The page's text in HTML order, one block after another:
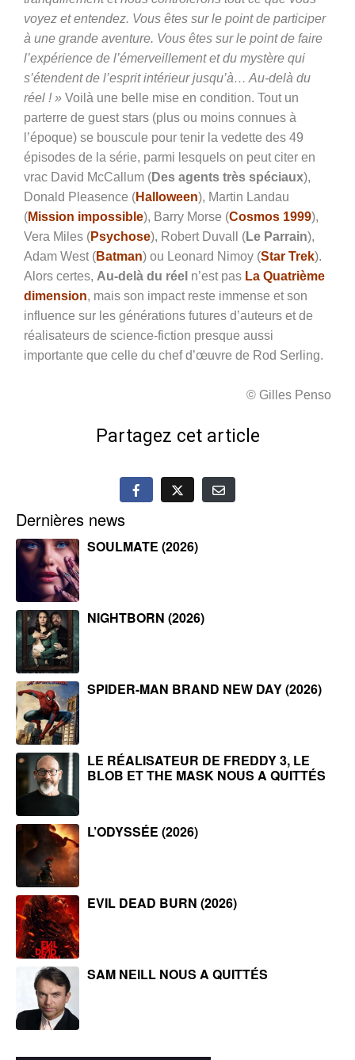
voyez et entendez. Vous êtes sur le point de participer
à une grande aventure. Vous êtes sur le point de faire
l’expérience de l’émerveillement et du mystère qui
s’étendent de l’esprit intérieur jusqu’à… Au-delà du
réel ! » Voilà une belle mise en condition. Tout un
parterre de guest stars (plus ou moins connues à
l’époque) se bouscule pour tenir la vedette des 49
épisodes de la série, parmi lesquels on peut citer en
vrac David McCallum (Des agents très spéciaux),
Donald Pleasence (Halloween), Martin Landau
(Mission impossible), Barry Morse (Cosmos 1999),
Vera Miles (Psychose), Robert Duvall (Le Parrain),
Adam West (Batman) ou Leonard Nimoy (Star Trek).
Alors certes, Au-delà du réel n’est pas La Quatrième
dimension, mais son impact reste immense et son
influence sur les générations futures d’auteurs et de
réalisateurs de science-fiction presque aussi
importante que celle du chef d’œuvre de Rod Serling.
© Gilles Penso
Partagez cet article
Dernières news
SOULMATE (2026)
NIGHTBORN (2026)
SPIDER-MAN BRAND NEW DAY (2026)
LE RÉALISATEUR DE FREDDY 3, LE
BLOB ET THE MASK NOUS A QUITTÉS
L’ODYSSÉE (2026)
EVIL DEAD BURN (2026)
SAM NEILL NOUS A QUITTÉS